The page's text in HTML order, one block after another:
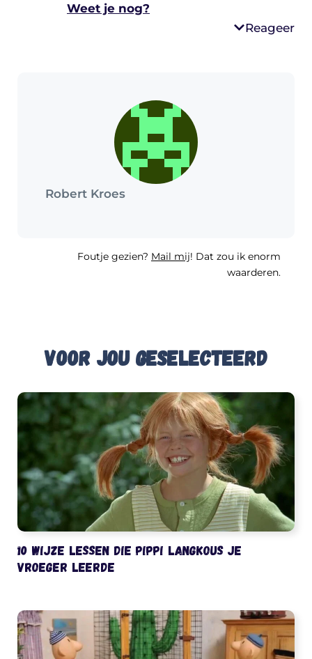
Weet je nog?
Reageer
Robert Kroes
Foutje gezien? Mail mij! Dat zou ik enorm
waarderen.
Voor jou geselecteerd
10 wijze lessen die Pippi Langkous je
vroeger leerde